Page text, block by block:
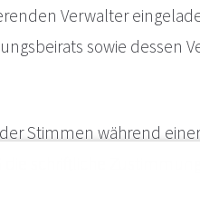
Verwalter
sowie dessen
Stimmen während
schriftliche